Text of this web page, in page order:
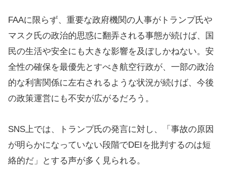
FAAに限らず、重要な政府機関の人事がトランプ氏や
マスク氏の政治的思惑に翻弄される事態が続けば、国
民の生活や安全にも大きな影響を及ぼしかねない。安
全性の確保を最優先とすべき航空行政が、一部の政治
的な利害関係に左右されるような状況が続けば、今後
の政策運営にも不安が広がるだろう。
SNS上では、トランプ氏の発言に対し、「事故の原因
が明らかになっていない段階でDEIを批判するのは短
絡的だ」とする声が多く見られる。